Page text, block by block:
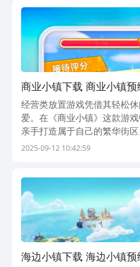
商业小镇下载 商业小镇
经营类放置游戏凭借其轻松
爱。在《商业小镇》这款游
亲手打造属于自己的繁华街
图的乐趣。随着店铺陆续开
2025-09-12 10:42:59
海边小镇下载 海边小镇预